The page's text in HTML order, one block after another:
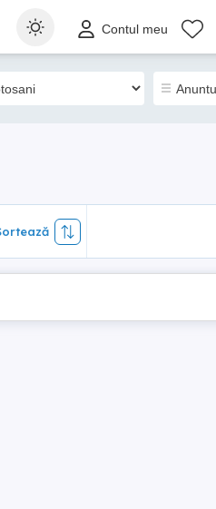
Contul meu